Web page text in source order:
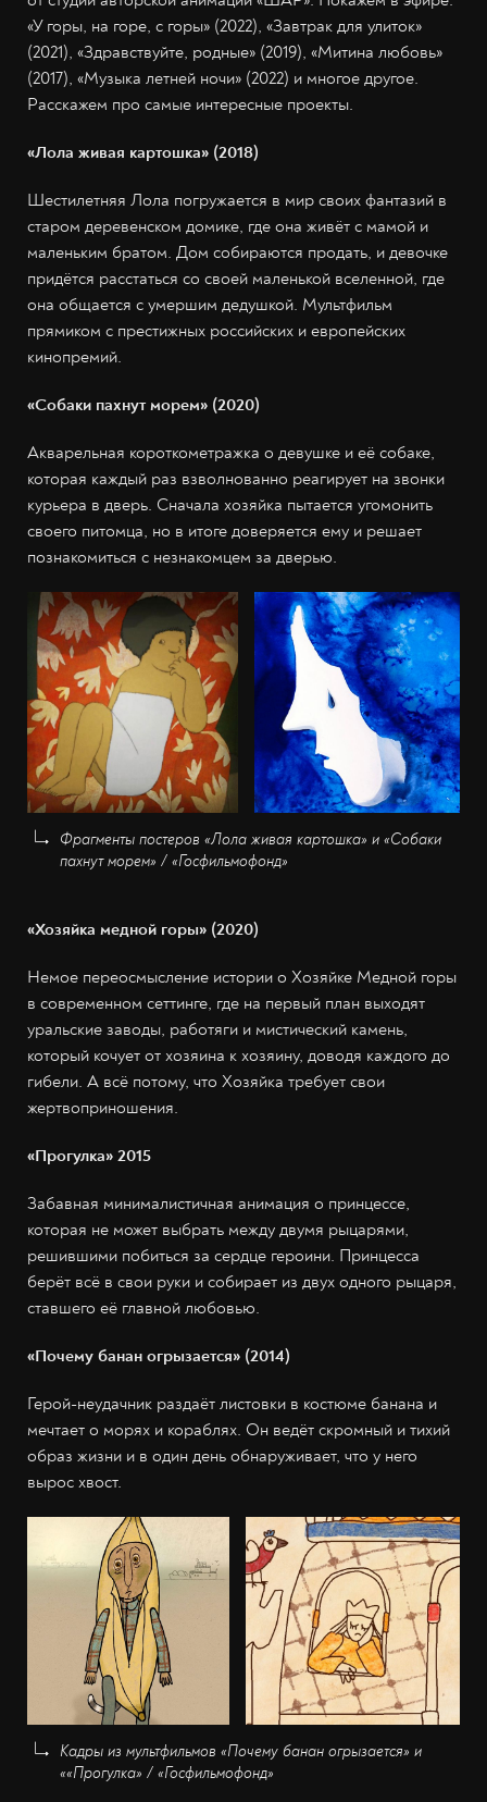
«У горы, на горе, с горы» (2022), «Завтрак для улиток»
(2021), «Здравствуйте, родные» (2019), «Митина любовь»
(2017), «Музыка летней ночи» (2022) и многое другое.
Расскажем про самые интересные проекты.
«Лола живая картошка» (2018)
Шестилетняя Лола погружается в мир своих фантазий в
старом деревенском домике, где она живёт с мамой и
маленьким братом. Дом собираются продать, и девочке
придётся расстаться со своей маленькой вселенной, где
она общается с умершим дедушкой. Мультфильм
прямиком с престижных российских и европейских
кинопремий.
«Собаки пахнут морем» (2020)
Акварельная короткометражка о девушке и её собаке,
которая каждый раз взволнованно реагирует на звонки
курьера в дверь. Сначала хозяйка пытается угомонить
своего питомца, но в итоге доверяется ему и решает
познакомиться с незнакомцем за дверью.
Фрагменты постеров «Лола живая картошка» и «Собаки
пахнут морем» / «Госфильмофонд»
«Хозяйка медной горы» (2020)
Немое переосмысление истории о Хозяйке Медной горы
в современном сеттинге, где на первый план выходят
уральские заводы, работяги и мистический камень,
который кочует от хозяина к хозяину, доводя каждого до
гибели. А всё потому, что Хозяйка требует свои
жертвоприношения.
«Прогулка» 2015
Забавная минималистичная анимация о принцессе,
которая не может выбрать между двумя рыцарями,
решившими побиться за сердце героини. Принцесса
берёт всё в свои руки и собирает из двух одного рыцаря,
ставшего её главной любовью.
«Почему банан огрызается» (2014)
Герой-неудачник раздаёт листовки в костюме банана и
мечтает о морях и кораблях. Он ведёт скромный и тихий
образ жизни и в один день обнаруживает, что у него
вырос хвост.
Кадры из мультфильмов «Почему банан огрызается» и
««Прогулка» / «Госфильмофонд»